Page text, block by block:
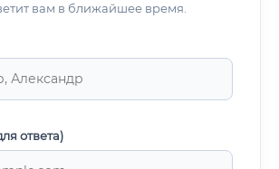
вам в ближайшее время.
ответа)